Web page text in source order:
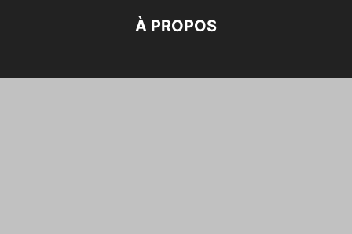
À PROPOS